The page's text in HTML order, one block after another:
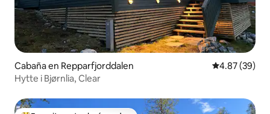
Cabaña en Repparfjorddalen Calificación
4.87 (39)
Hytte i Bjørnlia, Clear